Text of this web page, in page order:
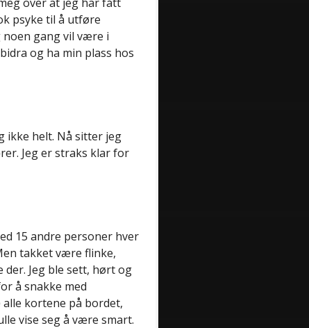
psyke til å utføre
noen gang vil være i
og ha min plass hos
ikke helt. Nå sitter jeg
Jeg er straks klar for
15 andre personer hver
takket være flinke,
Jeg ble sett, hørt og
å snakke med
kortene på bordet,
vise seg å være smart.